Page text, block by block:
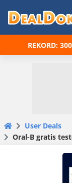
REKORD:
User Deals
Oral-B gratis